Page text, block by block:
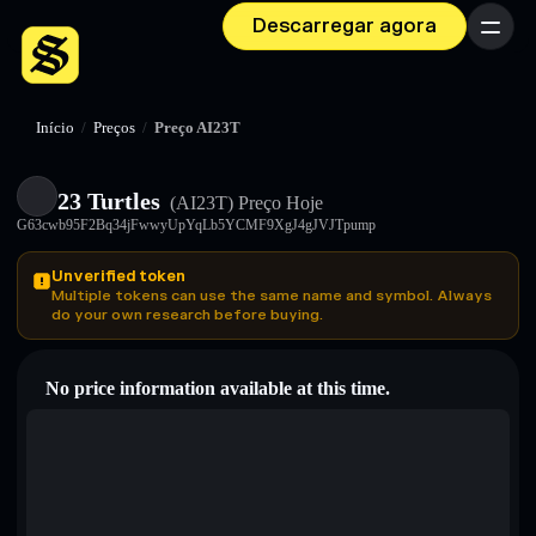
Descarregar agora Menu
Início / Preços / Preço AI23T
23 Turtles (AI23T) Preço Hoje
G63cwb95F2Bq34jFwwyUpYqLb5YCMF9XgJ4gJVJTpump
Unverified token
Multiple tokens can use the same name and symbol. Always
do your own research before buying.
No price information available at this time.